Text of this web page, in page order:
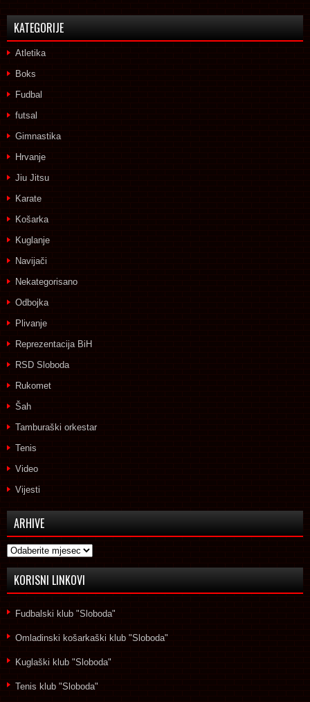
KATEGORIJE
Atletika
Boks
Fudbal
futsal
Gimnastika
Hrvanje
Jiu Jitsu
Karate
Košarka
Kuglanje
Navijači
Nekategorisano
Odbojka
Plivanje
Reprezentacija BiH
RSD Sloboda
Rukomet
Šah
Tamburaški orkestar
Tenis
Video
Vijesti
ARHIVE
Arhive
KORISNI LINKOVI
Fudbalski klub "Sloboda"
Omladinski košarkaški klub "Sloboda"
Kuglaški klub "Sloboda"
Tenis klub "Sloboda"